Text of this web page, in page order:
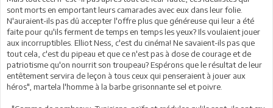
sont morts en emportant leurs camarades avec eux dans leur folie.
N'auraient-ils pas dû accepter l'offre plus que généreuse qui leur a été
faite pour qu'ils ferment de temps en temps les yeux? Ils voulaient jouer
aux incorruptibles. Elliot Ness, c'est du cinéma! Ne savaient-ils pas que
tout cela, c'est du pipeau et que ce n'est pas à dose de courage et de
patriotisme qu'on nourrit son troupeau? Espérons que le résultat de leur
entêtement servira de leçon à tous ceux qui penseraient à jouer aux
héros", martela l'homme à la barbe grisonnante sel et poivre.